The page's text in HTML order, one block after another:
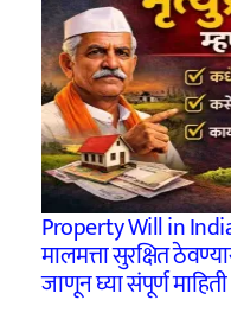
Property Will in
मालमत्ता सुरक्षित
जाणून घ्या संपूर्ण माहिती